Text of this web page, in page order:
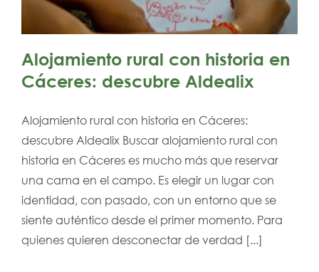
Alojamiento rural con historia en
Cáceres: descubre Aldealix
Alojamiento rural con historia en Cáceres:
descubre Aldealix Buscar alojamiento rural con
historia en Cáceres es mucho más que reservar
una cama en el campo. Es elegir un lugar con
identidad, con pasado, con un entorno que se
siente auténtico desde el primer momento. Para
quienes quieren desconectar de verdad [...]